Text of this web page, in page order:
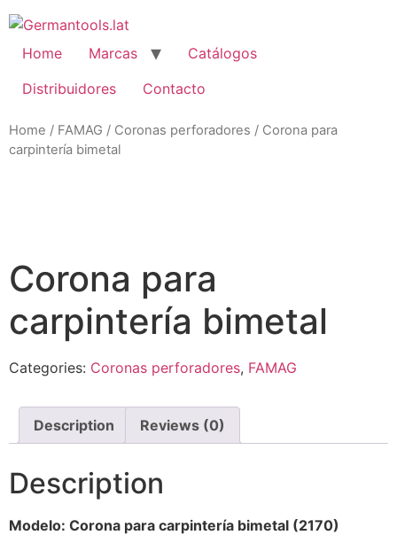
Skip
to
content
Home Marcas
Catálogos
Distribuidores
Contacto
Home / FAMAG / Coronas perforadores / Corona para
carpintería bimetal
Corona para
carpintería bimetal
Categories: Coronas perforadores, FAMAG
Description Reviews (0)
Description
Modelo: Corona para carpintería bimetal (2170)